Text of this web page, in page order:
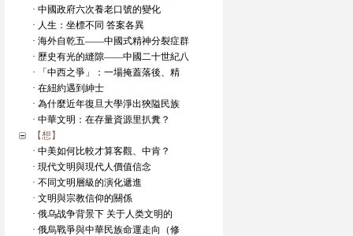
· 中國政府六次養老口號的變化
· 人生：坐標不同 答案各異
· 海外自乾五——中國式精神分裂症群
· 歷史有光的縫隙——中國二十世紀八
· 「中西之爭」：一場掩蓋落後、精
· 在紐約遇到紳士
· 為什麼近年復旦大學淨出狹隘民族
· 中華文明：在存量資源里扒糞？
【想】
· 中美如何比較才算客觀、中肯？
· 現代文明與現代人價值信念
· 不同文明層級的演化遞進
· 文明與宗教信仰的關係
· 俄乌战争背景下 关于人类文明的
· 俄烏戰爭與中華民族命運走向（修